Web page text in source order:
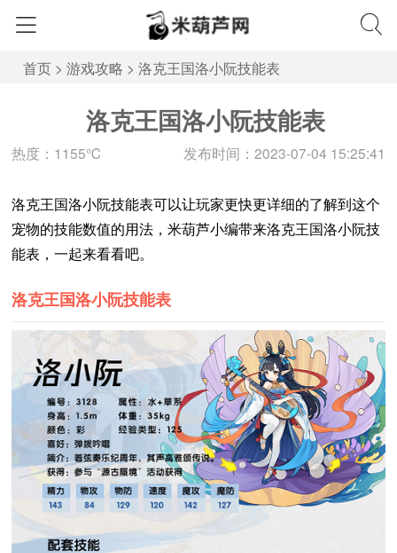
首页 > 游戏攻略 > 洛克王国洛小阮技能表
洛克王国洛小阮技能表
热度：1155℃ 发布时间：2023-07-04 15:25:41
洛克王国洛小阮技能表可以让玩家更快更详细的了解到这个
宠物的技能数值的用法，米葫芦小编带来洛克王国洛小阮技
能表，一起来看看吧。
洛克王国洛小阮技能表